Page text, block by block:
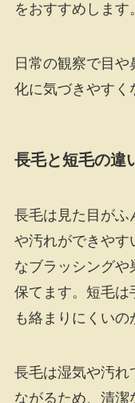
をおすすめします。
日常の観察で目
化に気づきやすく
長毛と短毛の違
長毛は見た目がふ
や汚れができやす
なブラッシングや
保てます。短毛は
も絡まりにくいの
長毛は湿気や汚れ
ながるため、清潔